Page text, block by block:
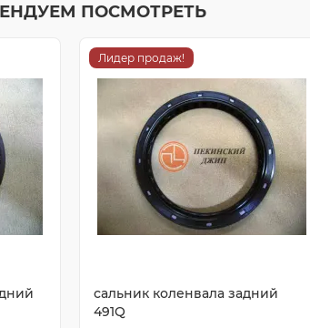
ПОСМОТРЕТЬ
Лидер продаж!
сальник коленвала задний
491Q